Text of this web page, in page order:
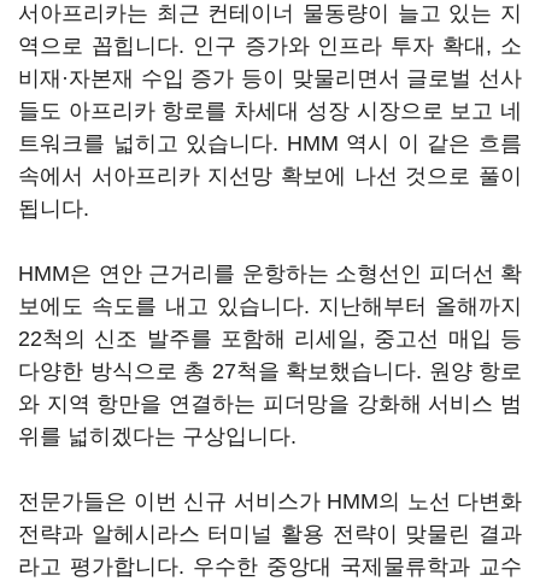
서아프리카는 최근 컨테이너 물동량이 늘고 있는 지
역으로 꼽힙니다. 인구 증가와 인프라 투자 확대, 소
비재·자본재 수입 증가 등이 맞물리면서 글로벌 선사
들도 아프리카 항로를 차세대 성장 시장으로 보고 네
트워크를 넓히고 있습니다. HMM 역시 이 같은 흐름
속에서 서아프리카 지선망 확보에 나선 것으로 풀이
됩니다.
HMM은 연안 근거리를 운항하는 소형선인 피더선 확
보에도 속도를 내고 있습니다. 지난해부터 올해까지
22척의 신조 발주를 포함해 리세일, 중고선 매입 등
다양한 방식으로 총 27척을 확보했습니다. 원양 항로
와 지역 항만을 연결하는 피더망을 강화해 서비스 범
위를 넓히겠다는 구상입니다.
전문가들은 이번 신규 서비스가 HMM의 노선 다변화
전략과 알헤시라스 터미널 활용 전략이 맞물린 결과
라고 평가합니다. 우수한 중앙대 국제물류학과 교수